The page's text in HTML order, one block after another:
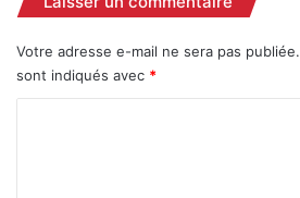
l
o
i
v
Votre adresse e-mail ne sera pas publiée.
sont indiqués avec *